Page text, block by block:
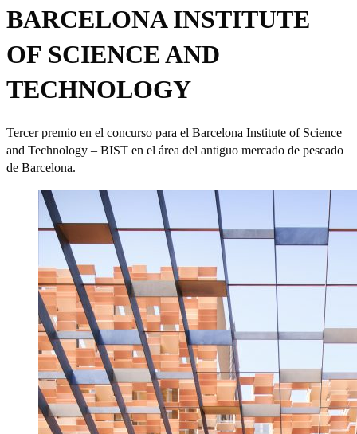
BARCELONA INSTITUTE
OF SCIENCE AND
TECHNOLOGY
Tercer premio en el concurso para el Barcelona Institute of Science
and Technology – BIST en el área del antiguo mercado de pescado
de Barcelona.